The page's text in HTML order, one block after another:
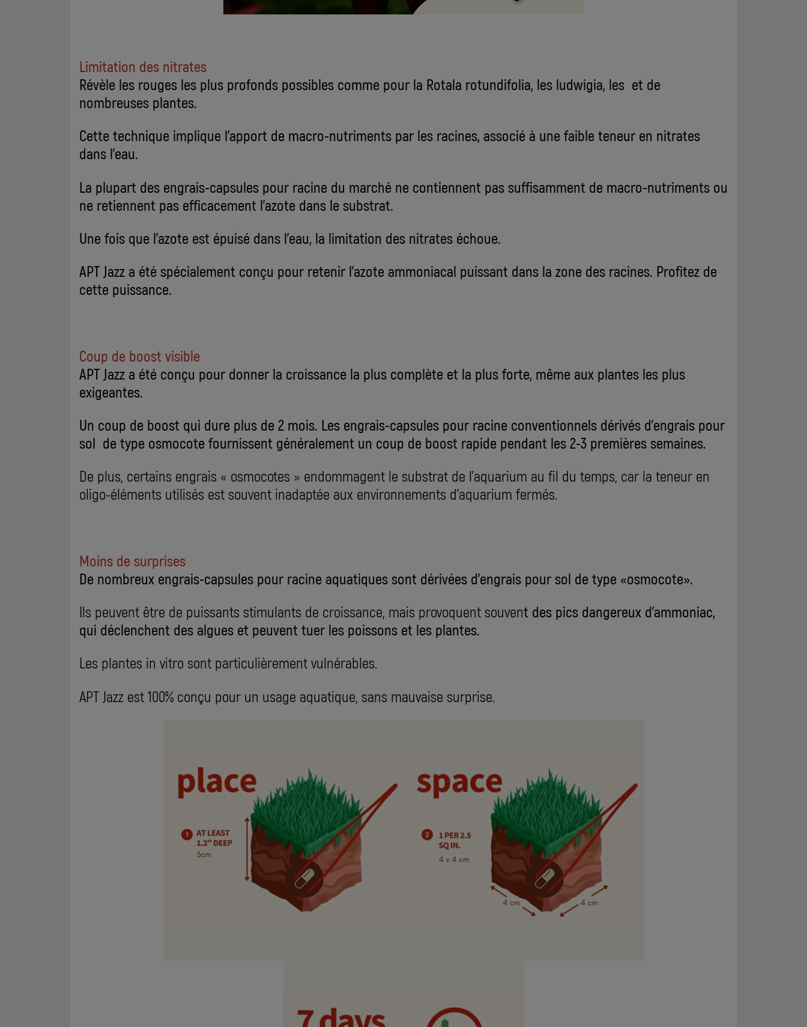
Limitation des nitrates
Révèle les rouges les plus profonds possibles comme pour la Rotala rotundifolia, les ludwigia, les et de
nombreuses plantes.
Cette technique implique l'apport de macro-nutriments par les racines, associé à une faible teneur en nitrates
dans l'eau.
La plupart des engrais-capsules pour racine du marché ne contiennent pas suffisamment de macro-nutriments ou
ne retiennent pas efficacement l'azote dans le substrat.
Une fois que l'azote est épuisé dans l'eau, la limitation des nitrates échoue.
APT Jazz a été spécialement conçu pour retenir l'azote ammoniacal puissant dans la zone des racines. Profitez de
cette puissance.
Coup de boost visible
APT Jazz a été conçu pour donner la croissance la plus complète et la plus forte, même aux plantes les plus
exigeantes.
Un coup de boost qui dure plus de 2 mois. Les engrais-capsules pour racine conventionnels dérivés d'engrais pour
sol de type osmocote fournissent généralement un coup de boost rapide pendant les 2-3 premières semaines.
De plus, certains engrais « osmocotes » endommagent le substrat de l'aquarium au fil du temps, car la teneur en
oligo-éléments utilisés est souvent inadaptée aux environnements d'aquarium fermés.
Moins de surprises
De nombreux engrais-capsules pour racine aquatiques sont dérivées d'engrais pour sol de type «osmocote».
Ils peuvent être de puissants stimulants de croissance, mais provoquent souvent des pics dangereux d'ammoniac,
qui déclenchent des algues et peuvent tuer les poissons et les plantes.
Les plantes in vitro sont particulièrement vulnérables.
APT Jazz est 100% conçu pour un usage aquatique, sans mauvaise surprise.